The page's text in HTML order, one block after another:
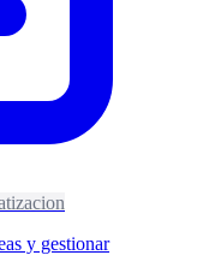
y gestionar